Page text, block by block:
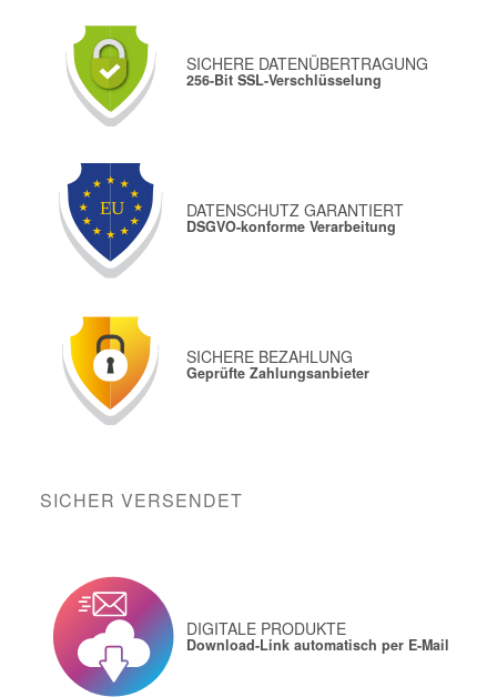
SICHERE DATENÜBERTRAGUNG
256-Bit SSL-Verschlüsselung
DATENSCHUTZ GARANTIERT
DSGVO-konforme Verarbeitung
SICHERE BEZAHLUNG
Geprüfte Zahlungsanbieter
SICHER VERSENDET
DIGITALE PRODUKTE
Download-Link automatisch per E-Mail